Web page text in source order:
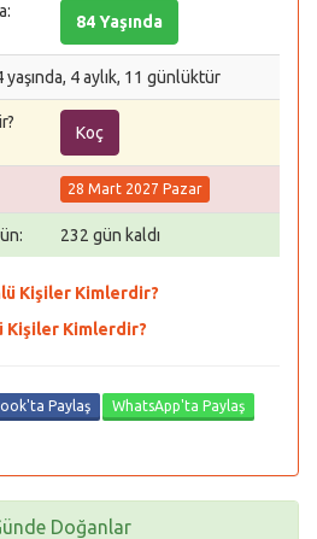
84 Yaşında
4 aylık, 11 günlüktür
Koç
28 Mart 2027 Pazar
232 gün kaldı
Kişiler Kimlerdir?
Kişiler Kimlerdir?
Paylaş
WhatsApp'ta Paylaş
Doğanlar